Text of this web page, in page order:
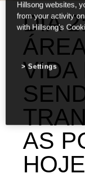
DIA
VIDA
AS
Hillsong websites,
from your activity
with Hillsong's
Settings